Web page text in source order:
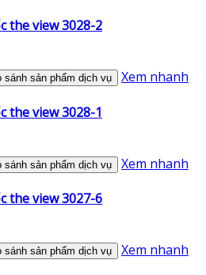
the view 3028-2
sánh sản phẩm dịch vụ Xem nhanh
the view 3028-1
sánh sản phẩm dịch vụ Xem nhanh
the view 3027-6
sánh sản phẩm dịch vụ Xem nhanh